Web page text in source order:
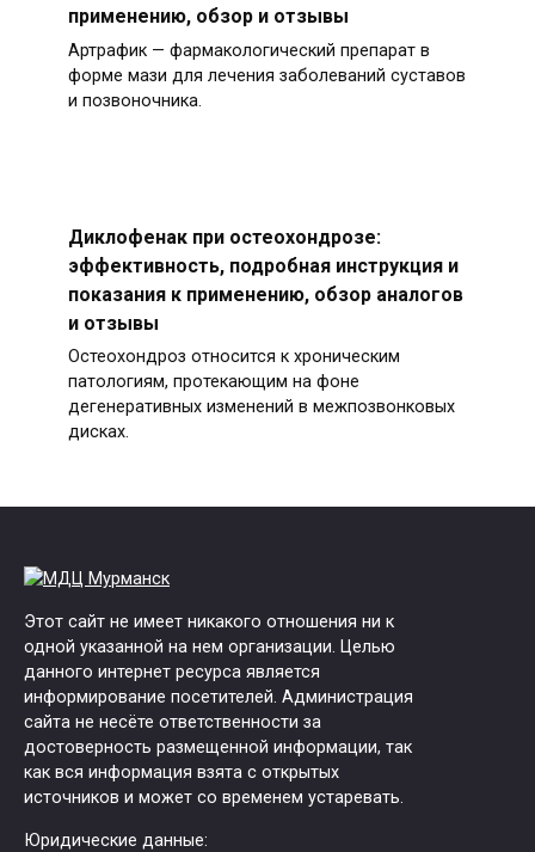
применению, обзор и отзывы
Артрафик — фармакологический препарат в
форме мази для лечения заболеваний суставов
и позвоночника.
Диклофенак при остеохондрозе:
эффективность, подробная инструкция и
показания к применению, обзор аналогов
и отзывы
Остеохондроз относится к хроническим
патологиям, протекающим на фоне
дегенеративных изменений в межпозвонковых
дисках.
Этот сайт не имеет никакого отношения ни к
одной указанной на нем организации. Целью
данного интернет ресурса является
информирование посетителей. Администрация
сайта не несёте ответственности за
достоверность размещенной информации, так
как вся информация взята с открытых
источников и может со временем устаревать.
Юридические данные: